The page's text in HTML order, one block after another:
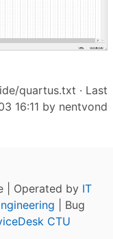
quartus.txt · Last
16:11 by nentvond
| Operated by IT
| Bug
CTU